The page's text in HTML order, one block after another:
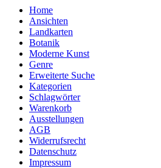
Home
Ansichten
Landkarten
Botanik
Moderne Kunst
Genre
Erweiterte Suche
Kategorien
Schlagwörter
Warenkorb
Ausstellungen
AGB
Widerrufsrecht
Datenschutz
Impressum